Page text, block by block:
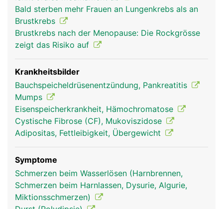
neutralisiert das Sekret die zuvor in die Nahrung
gelangte Magensäure, damit die empfindliche
Darmschleimhaut nicht von der Säure angegriffen
wird. Die zweite Aufgabe ist die Produktion der
Hormone Insulin und Glukagon, die als
Gegenspieler den Blutzucker regulieren. Insulin
wirkt blutzuckersenkend, Glukagon
blutzuckersteigernd. Wenn der Blutzuckerspiegel
steigt, beispielsweise nach einer Mahlzeit, gibt die
Bauchspeicheldrüse Insulin ins Blut ab, wodurch
der Zuckerspiegel sinkt. Wenn umgekehrt der
abgegeben.
Bald sterben mehr Frauen an Lungenkrebs als an
Brustkrebs
Brustkrebs nach der Menopause: Die Rockgrösse
zeigt das Risiko auf
Krankheitsbilder
Bauchspeicheldrüsenentzündung, Pankreatitis
Mumps
Eisenspeicherkrankheit, Hämochromatose
Cystische Fibrose (CF), Mukoviszidose
Adipositas, Fettleibigkeit, Übergewicht
Symptome
Schmerzen beim Wasserlösen (Harnbrennen,
Schmerzen beim Harnlassen, Dysurie, Algurie,
Miktionsschmerzen)